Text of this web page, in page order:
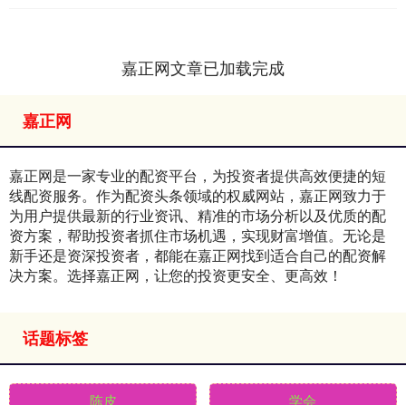
嘉正网文章已加载完成
嘉正网
嘉正网是一家专业的配资平台，为投资者提供高效便捷的短
线配资服务。作为配资头条领域的权威网站，嘉正网致力于
为用户提供最新的行业资讯、精准的市场分析以及优质的配
资方案，帮助投资者抓住市场机遇，实现财富增值。无论是
新手还是资深投资者，都能在嘉正网找到适合自己的配资解
决方案。选择嘉正网，让您的投资更安全、更高效！
话题标签
陈皮 学会